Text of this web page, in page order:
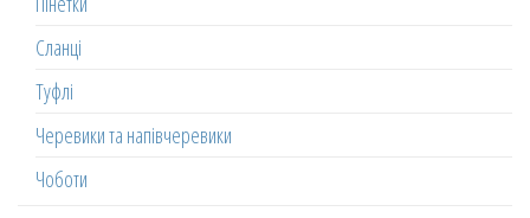
Сланці
Туфлі
Черевики та напівчеревики
Чоботи